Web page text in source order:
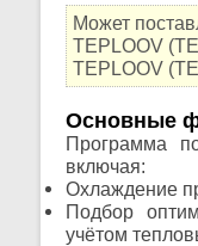
Может
TEPLOOV
TEPLOOV
Основные
Программа
включая:
Охлаждение
Подбор
учётом